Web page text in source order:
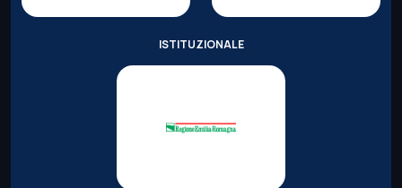
ISTITUZIONALE